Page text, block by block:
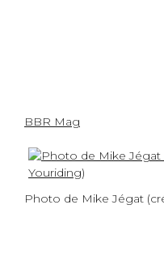
BBR Mag
Photo de Mike Jégat